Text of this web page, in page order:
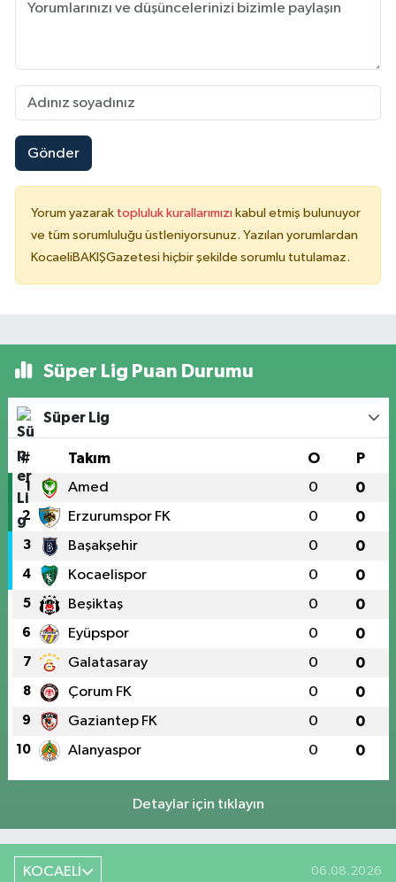
Gönder
Yorum yazarak topluluk kurallarımızı kabul etmiş bulunuyor
ve tüm sorumluluğu üstleniyorsunuz. Yazılan yorumlardan
KocaeliBAKIŞGazetesi hiçbir şekilde sorumlu tutulamaz.
Süper Lig Puan Durumu
Süper Lig
# Takım O P
1 Amed 0 0
2 Erzurumspor FK 0 0
3 Başakşehir 0 0
4 Kocaelispor 0 0
5 Beşiktaş 0 0
6 Eyüpspor 0 0
7 Galatasaray 0 0
8 Çorum FK 0 0
9 Gaziantep FK 0 0
10 Alanyaspor 0 0
Detaylar için tıklayın
KOCAELİ 06.08.2026